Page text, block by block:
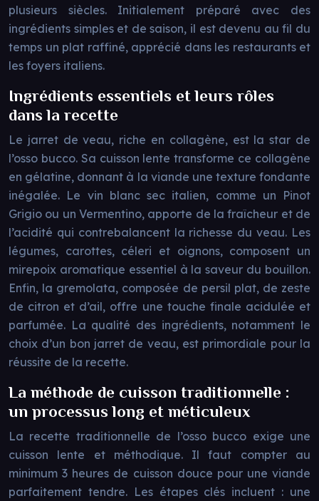
plusieurs siècles. Initialement préparé avec des
ingrédients simples et de saison, il est devenu au fil du
temps un plat raffiné, apprécié dans les restaurants et
les foyers italiens.
Ingrédients essentiels et leurs rôles
dans la recette
Le jarret de veau, riche en collagène, est la star de
l’osso bucco. Sa cuisson lente transforme ce collagène
en gélatine, donnant à la viande une texture fondante
inégalée. Le vin blanc sec italien, comme un Pinot
Grigio ou un Vermentino, apporte de la fraîcheur et de
l’acidité qui contrebalancent la richesse du veau. Les
légumes, carottes, céleri et oignons, composent un
mirepoix aromatique essentiel à la saveur du bouillon.
Enfin, la gremolata, composée de persil plat, de zeste
de citron et d’ail, offre une touche finale acidulée et
parfumée. La qualité des ingrédients, notamment le
choix d’un bon jarret de veau, est primordiale pour la
réussite de la recette.
La méthode de cuisson traditionnelle :
un processus long et méticuleux
La recette traditionnelle de l’osso bucco exige une
cuisson lente et méthodique. Il faut compter au
minimum 3 heures de cuisson douce pour une viande
parfaitement tendre. Les étapes clés incluent : une